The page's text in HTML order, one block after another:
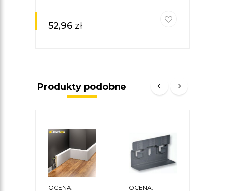
52,96 zł
Produkty podobne
OCENA: OCENA: